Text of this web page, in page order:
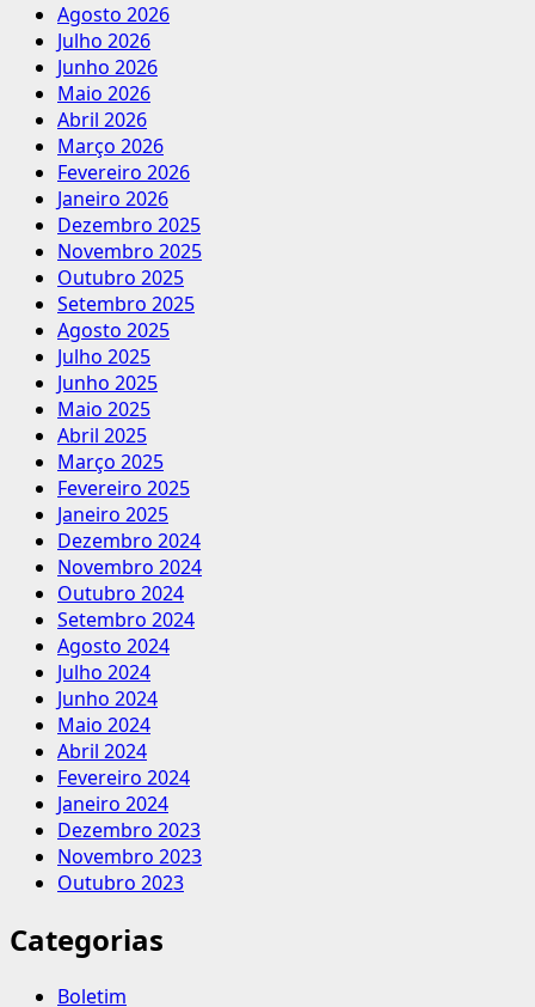
Agosto 2026
Julho 2026
Junho 2026
Maio 2026
Abril 2026
Março 2026
Fevereiro 2026
Janeiro 2026
Dezembro 2025
Novembro 2025
Outubro 2025
Setembro 2025
Agosto 2025
Julho 2025
Junho 2025
Maio 2025
Abril 2025
Março 2025
Fevereiro 2025
Janeiro 2025
Dezembro 2024
Novembro 2024
Outubro 2024
Setembro 2024
Agosto 2024
Julho 2024
Junho 2024
Maio 2024
Abril 2024
Fevereiro 2024
Janeiro 2024
Dezembro 2023
Novembro 2023
Outubro 2023
Categorias
Boletim